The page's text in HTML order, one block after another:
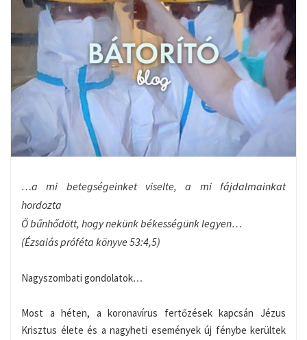
…a mi betegségeinket viselte, a mi fájdalmainkat
hordozta
Ő bűnhődött, hogy nekünk békességünk legyen…
(Ézsaiás próféta könyve 53:4,5)
Nagyszombati gondolatok…
Most a héten, a koronavírus fertőzések kapcsán Jézus
Krisztus élete és a nagyheti események új fénybe kerültek